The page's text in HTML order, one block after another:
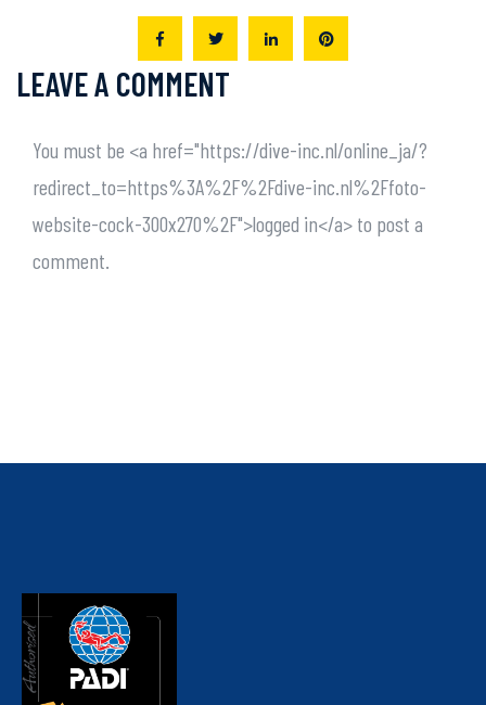
LEAVE A COMMENT
You must be <a href="https://dive-inc.nl/online_ja/?
redirect_to=https%3A%2F%2Fdive-inc.nl%2Ffoto-
website-cock-300x270%2F">logged in</a> to post a
comment.